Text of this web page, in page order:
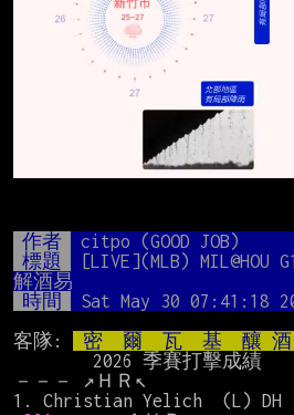
作者 citpo (GOOD JOB)
標題
[LIVE](MLB) MIL@HOU
解酒易
時間
Sat May 30 07:41:18
客隊:
密  爾  瓦  基  釀
－－－ ↗ＨＲ↖
1. Christian Yelich  (L) DH